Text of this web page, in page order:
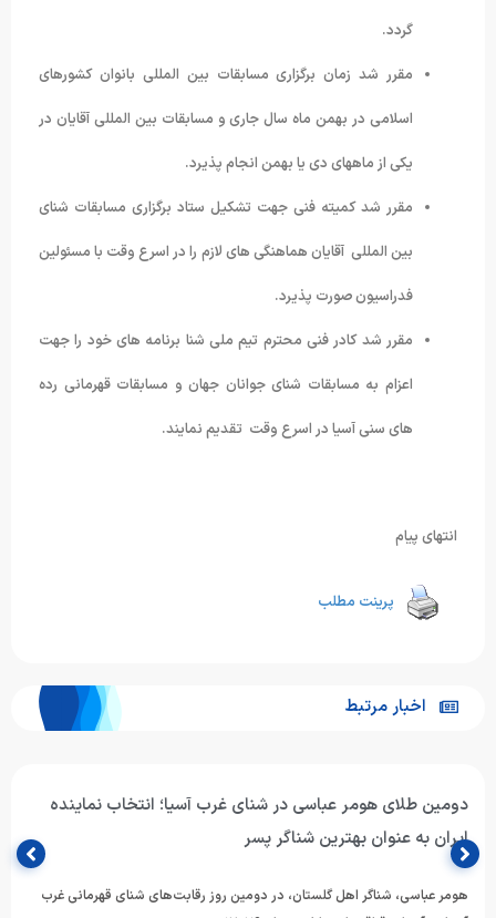
گردد.
مقرر شد زمان برگزاری مسابقات بین المللی بانوان کشورهای
اسلامی در بهمن ماه سال جاری و مسابقات بین المللی آقایان در
یکی از ماههای دی یا بهمن انجام پذیرد.
مقرر شد کمیته فنی جهت تشکیل ستاد برگزاری مسابقات شنای
بین المللی آقایان هماهنگی های لازم را در اسرع وقت با مسئولین
فدراسیون صورت پذیرد.
مقرر شد کادر فنی محترم تیم ملی شنا برنامه های خود را جهت
اعزام به مسابقات شنای جوانان جهان و مسابقات قهرمانی رده
های سنی آسیا در اسرع وقت تقدیم نمایند.
انتهای پیام
پرینت مطلب
اخبار مرتبط
دومین طلای هومر عباسی در شنای غرب آسیا؛ انتخاب نماینده
ایران به عنوان بهترین شناگر پسر
هومر عباسی، شناگر اهل گلستان، در دومین روز رقابت‌های شنای قهرمانی غرب